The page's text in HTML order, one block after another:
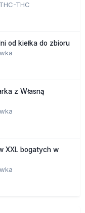
THC
od kiełka do zbioru
z Własną
XXL bogatych w